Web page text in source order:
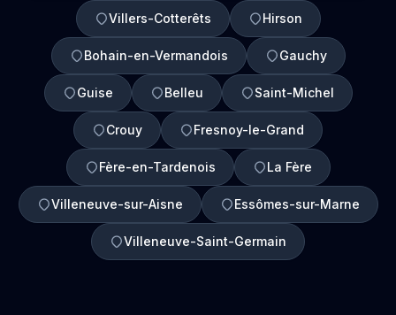
Villers-Cotterêts Hirson
Bohain-en-Vermandois Gauchy
Guise Belleu Saint-Michel
Crouy Fresnoy-le-Grand
Fère-en-Tardenois La Fère
Villeneuve-sur-Aisne Essômes-sur-Marne
Villeneuve-Saint-Germain